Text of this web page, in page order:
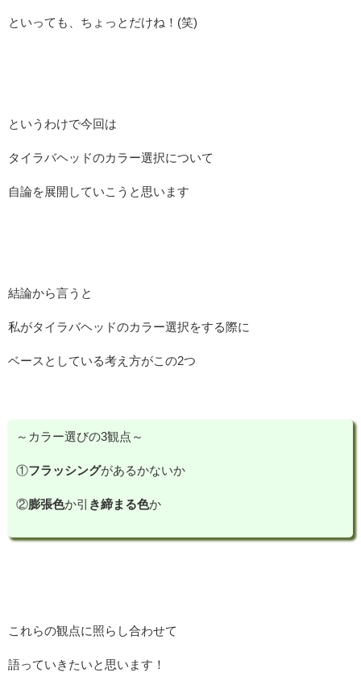
といっても、ちょっとだけね！(笑)
というわけで今回は
タイラバヘッドのカラー選択について
自論を展開していこうと思います
結論から言うと
私がタイラバヘッドのカラー選択をする際に
ベースとしている考え方がこの2つ
～カラー選びの3観点～
①フラッシングがあるかないか
②膨張色か引 き締まる色か
これらの観点に照らし合わせて
語っていきたいと思います！